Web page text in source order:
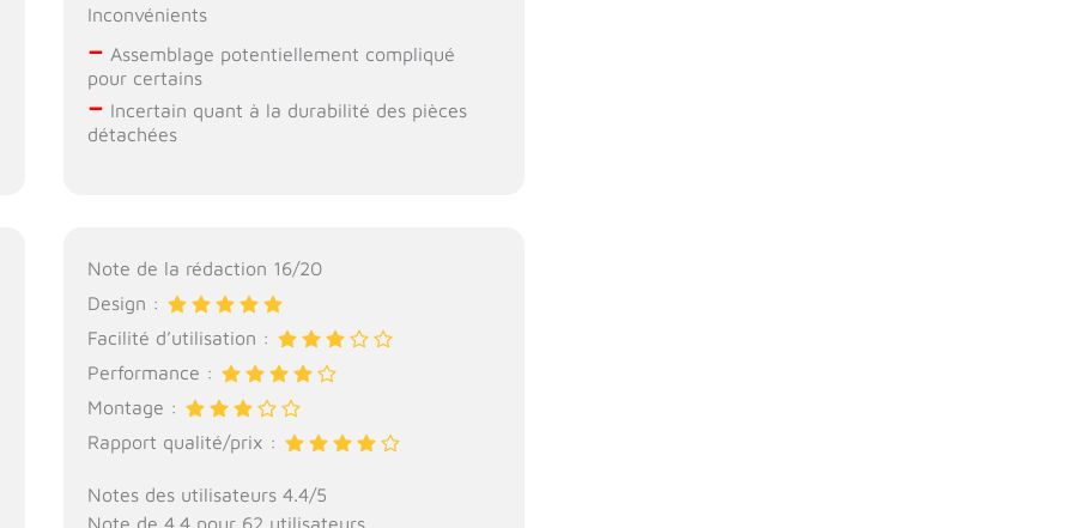
Inconvénients
– Assemblage potentiellement compliqué
pour certains
– Incertain quant à la durabilité des pièces
détachées
Note de la rédaction 16/20
Design :
Facilité d’utilisation :
Performance :
Montage :
Rapport qualité/prix :
Notes des utilisateurs 4.4/5